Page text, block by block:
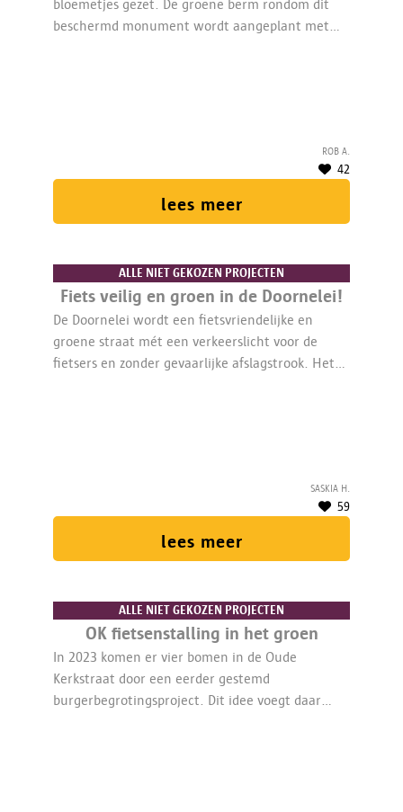
bloemetjes gezet. De groene berm rondom dit
beschermd monument wordt aangeplant met
Rob A.
42
lees meer
ALLE NIET GEKOZEN PROJECTEN
Fiets veilig en groen in de Doornelei!
De Doornelei wordt een ﬁetsvriendelijke en
groene straat mét een verkeerslicht voor de
ﬁetsers en zonder gevaarlijke afslagstrook. Het
Saskia H.
59
lees meer
ALLE NIET GEKOZEN PROJECTEN
OK fietsenstalling in het groen
In 2023 komen er vier bomen in de Oude
Kerkstraat door een eerder gestemd
burgerbegrotingsproject. Dit idee voegt daar